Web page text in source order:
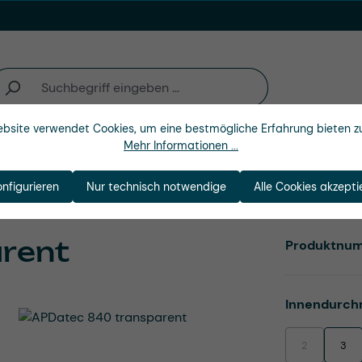
Unternehmen
2(Diese Option
3
verwendet Cookies, um eine bestmögliche Erfahrung bieten
Mehr Informationen ...
Nur technisch notwendige Alle Cookies